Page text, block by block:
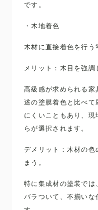
です。
・木地着色
木材に直接着色を行う
メリット：木目を強調
高級感が求められる家
述の塗膜着色と比べて
にくいこともあり、
らが選択されます。
デメリット：木材の色
まう。
特に集成材の塗装で
バラついて、不揃いな